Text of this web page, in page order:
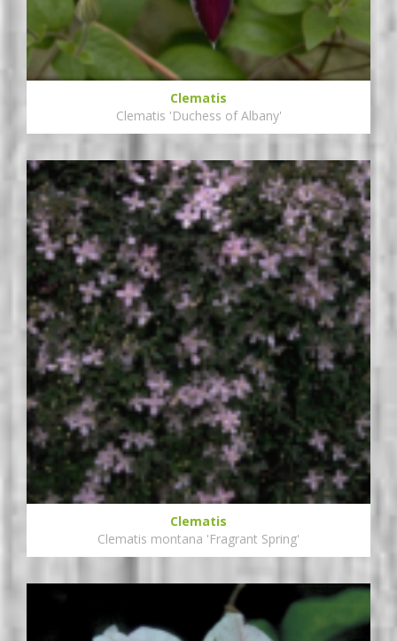
Clematis
Clematis 'Duchess of Albany'
Clematis
Clematis montana 'Fragrant Spring'